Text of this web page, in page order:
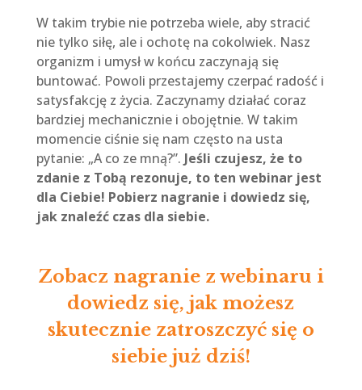
W takim trybie nie potrzeba wiele, aby stracić
nie tylko siłę, ale i ochotę na cokolwiek. Nasz
organizm i umysł w końcu zaczynają się
buntować. Powoli przestajemy czerpać radość i
satysfakcję z życia. Zaczynamy działać coraz
bardziej mechanicznie i obojętnie. W takim
momencie ciśnie się nam często na usta
pytanie: „A co ze mną?”. Jeśli czujesz, że to
zdanie z Tobą rezonuje, to ten webinar jest
dla Ciebie! Pobierz nagranie i dowiedz się,
jak znaleźć czas dla siebie.
Zobacz nagranie z webinaru i
dowiedz się, jak możesz
skutecznie zatroszczyć się o
siebie już dziś!